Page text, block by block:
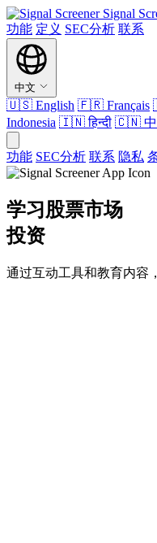
Signal
功能 定义 SEC分析 联系
中文
🇺🇸 English 🇫🇷 Français
Indonesia 🇮🇳हिन्दी 🇨🇳
功能 SEC分析 联系 隐私
学习股票市场
投资
通过互动工具和教育内容